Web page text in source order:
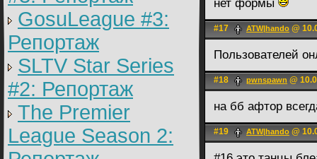
GosuLeague #3:
Репортаж
SLTV Star Series
#2: Репортаж
The Premier
League Season 2:
нет формы
#17 ATW|hando @
Пользователей
#18 pwnspawn @
на бб афтор
#19 ATW|hando @